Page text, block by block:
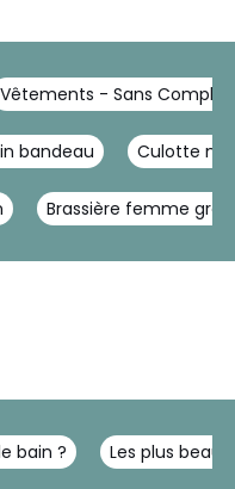
Vêtements - Sans
bandeau Culotte
Brassière femme
bain ? Les plus